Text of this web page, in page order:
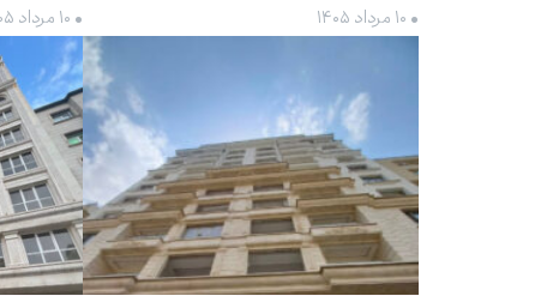
• ۱۰ مرداد ۱۴۰۵ • ۱۰ مرداد ۱۴۰۵